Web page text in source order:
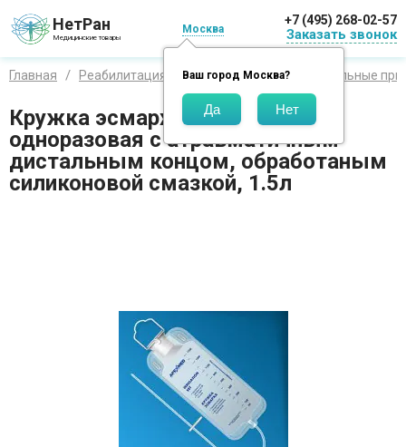
НетРан
Медицинские товары
Москва
Ваш город Москва?
+7 (495) 268-02-57
Заказать звонок
Главная Реабилитация Санитарные и дополнительные
Кружка эсмарха Apexmed
одноразовая с атравматичным
дистальным концом, обработаным
силиконовой смазкой, 1.5л